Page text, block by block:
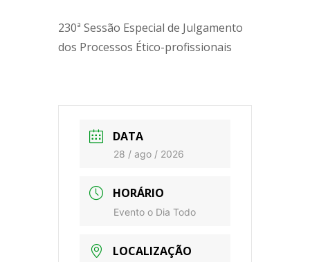
230ª Sessão Especial de Julgamento
dos Processos Ético-profissionais
DATA
28 / ago / 2026
HORÁRIO
Evento o Dia Todo
LOCALIZAÇÃO